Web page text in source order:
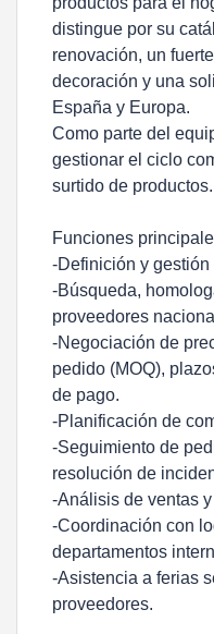
distingue por su
renovación, un
decoración y una
España y Europa.
Como parte del
gestionar el ciclo
surtido de productos.
Funciones
-Definición y
-Búsqueda,
proveedores
-Negociación de
pedido (MOQ),
de pago.
-Planificación de
-Seguimiento de
resolución de
-Análisis de ventas
-Coordinación con
departamentos
-Asistencia a ferias
proveedores.